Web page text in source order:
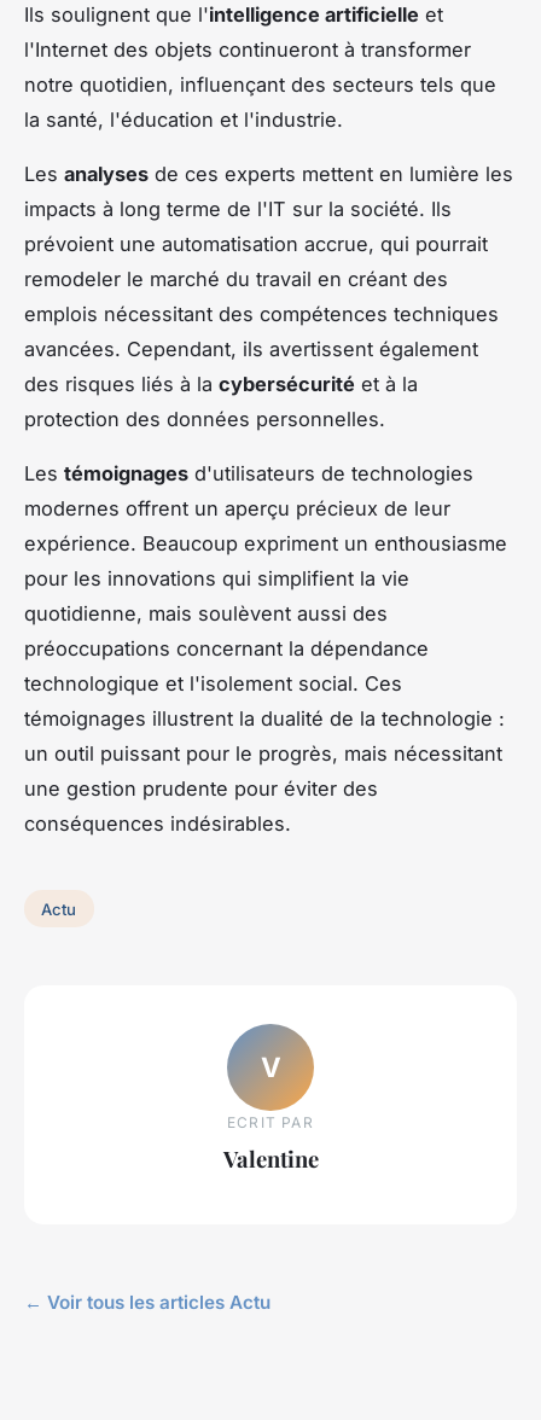
Ils soulignent que l'intelligence artificielle et
l'Internet des objets continueront à transformer
notre quotidien, influençant des secteurs tels que
la santé, l'éducation et l'industrie.
Les analyses de ces experts mettent en lumière les
impacts à long terme de l'IT sur la société. Ils
prévoient une automatisation accrue, qui pourrait
remodeler le marché du travail en créant des
emplois nécessitant des compétences techniques
avancées. Cependant, ils avertissent également
des risques liés à la cybersécurité et à la
protection des données personnelles.
Les témoignages d'utilisateurs de technologies
modernes offrent un aperçu précieux de leur
expérience. Beaucoup expriment un enthousiasme
pour les innovations qui simplifient la vie
quotidienne, mais soulèvent aussi des
préoccupations concernant la dépendance
technologique et l'isolement social. Ces
témoignages illustrent la dualité de la technologie :
un outil puissant pour le progrès, mais nécessitant
une gestion prudente pour éviter des
conséquences indésirables.
Actu
V
ECRIT PAR
Valentine
← Voir tous les articles Actu